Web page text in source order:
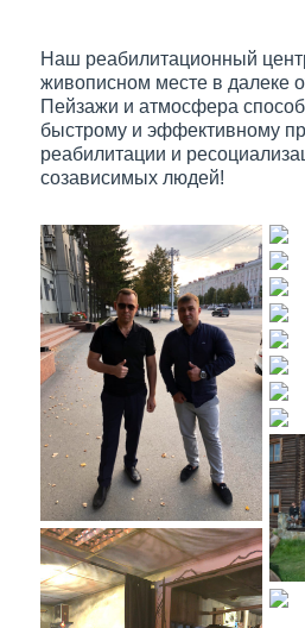
Наш реабилитационный
живописном месте в далеке
Пейзажи и атмосфера
быстрому и эффективному
реабилитации и
созависимых людей!